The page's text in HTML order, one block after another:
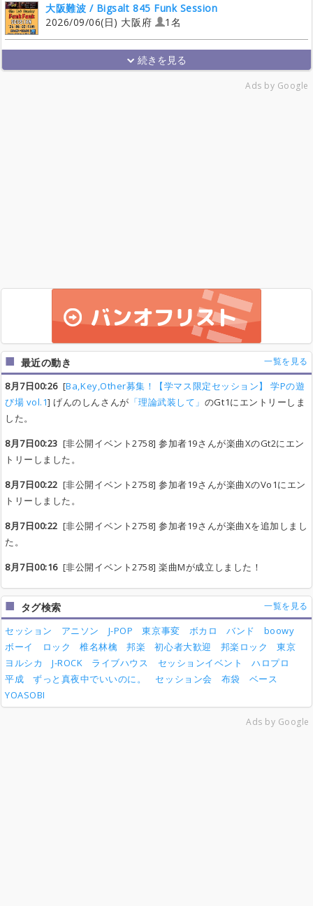
大阪難波 / Bigsalt 845 Funk Session
2026/09/06(日) 大阪府
1名
Ads by Google
最近の動き 一覧を見る
8月7日00:26[Ba,Key,Other募集！【学マス限定セッション】 学Pの遊
び場 vol.1] げんのしんさんが 「理論武装して」 のGt1にエントリーしま
した。
8月7日00:23 [非公開イベント2758] 参加者19さんが楽曲XのGt2にエン
トリーしました。
8月7日00:22 [非公開イベント2758] 参加者19さんが楽曲XのVo1にエン
トリーしました。
8月7日00:22 [非公開イベント2758] 参加者19さんが楽曲Xを追加しまし
た。
8月7日00:16[非公開イベント2758] 楽曲Mが成立しました！
タグ検索 一覧を見る
セッション アニソン J-POP 東京事変 ボカロ バンド
boowy
ボーイ
ロック 椎名林檎 邦楽 初心者大歓迎 邦楽ロック
東京
ヨルシカ
J-ROCK ライブハウス セッションイベント
ハロプロ
平成
ずっと真夜中でいいのに。 セッション会 布袋
ベース
YOASOBI
Ads by Google